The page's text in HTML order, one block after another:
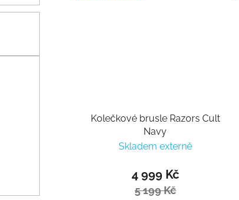
Kolečkové brusle Razors Cult
Navy
Skladem externě
4 999 Kč
5 199 Kč